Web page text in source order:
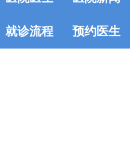
就诊流程 预约医生